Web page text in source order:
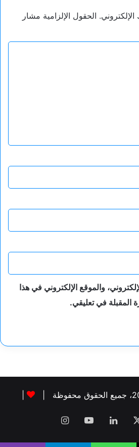
الحقول الإلزامية مشار
والموقع الإلكتروني في هذا
المقبلة في تعليقي.
لينكدإن‫YouTubeانستقرام